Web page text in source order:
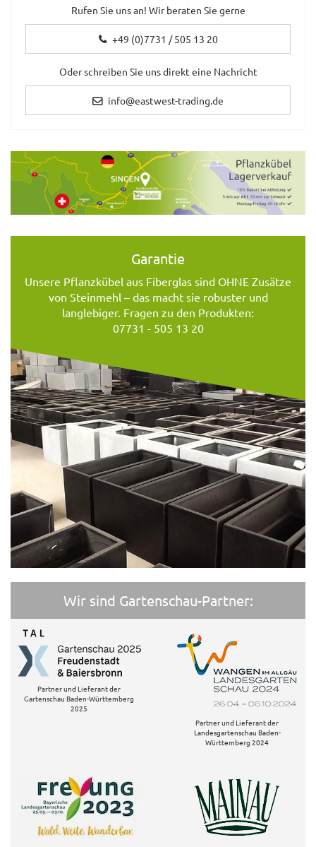
Rufen Sie uns an! Wir beraten Sie gerne
+49 (0)7731 / 505 13 20
Oder schreiben Sie uns direkt eine Nachricht
info@eastwest-trading.de
Garantie
Unsere Pflanzkübel aus Fiberglas sind OHNE Zusätze
von Steinmehl – das macht sie robuster und
langlebiger. Fragen zu den Produkten:
07731 - 505 13 20
Wir sind Gartenschau-Partner:
Partner und Lieferant der
Gartenschau Baden-Württemberg
2025
Partner und Lieferant der
Landesgartenschau Baden-
Württemberg 2024